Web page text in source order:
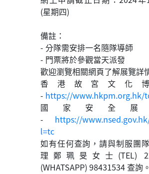
(星期四)
備註：
- 分隊需安排一名隨隊導師
- 門票將於參觀當天派發
歡迎瀏覽相關網頁了解展覽詳
香港故宮文化
- https://www.hkpm.org.hk/
國家安全展
- https://
l=tc
如有任何查詢，請與制服團
理鄭珮旻女士(TEL)
(WHATSAPP) 98431534 查詢。